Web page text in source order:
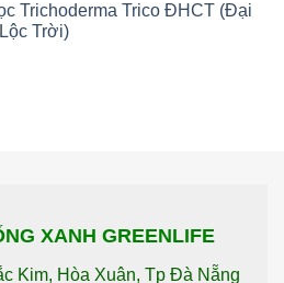
Trichoderma Trico ĐHCT (Đại
Trời)
XANH GREENLIFE
Kim, Hòa Xuân, Tp Đà Nẵng